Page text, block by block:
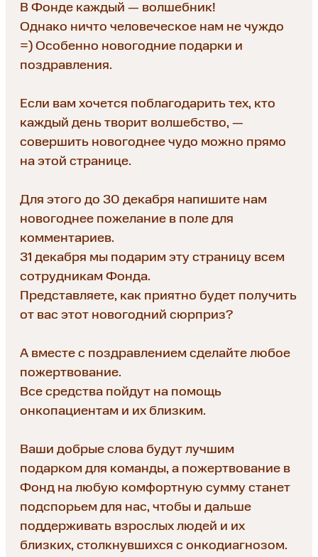
В Фонде каждый — волшебник!
Однако ничто человеческое нам не чуждо
=) Особенно новогодние подарки и
поздравления.
Если вам хочется поблагодарить тех, кто
каждый день творит волшебство, —
совершить новогоднее чудо можно прямо
на этой странице.
Для этого до 30 декабря напишите нам
новогоднее пожелание в поле для
комментариев.
31 декабря мы подарим эту страницу всем
сотрудникам Фонда.
Представляете, как приятно будет получить
от вас этот новогодний сюрприз?
А вместе с поздравлением сделайте любое
пожертвование.
Все средства пойдут на помощь
онкопациентам и их близким.
Ваши добрые слова будут лучшим
подарком для команды, а пожертвование в
Фонд на любую комфортную сумму станет
подспорьем для нас, чтобы и дальше
поддерживать взрослых людей и их
близких, столкнувшихся с онкодиагнозом.